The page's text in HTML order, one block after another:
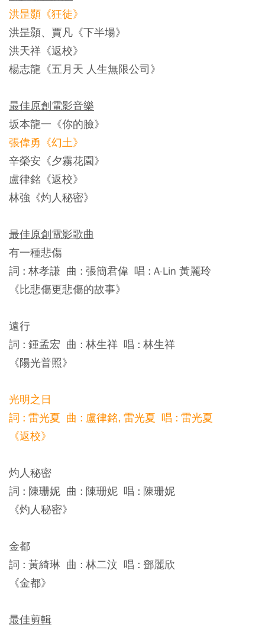
洪昰顥《狂徒》
洪昰顥、賈凡《下半場》
洪天祥《返校》
楊志龍《五月天 人生無限公司》
最佳原創電影音樂
坂本龍一《你的臉》
張偉勇《幻土》
辛榮安《夕霧花園》
盧律銘《返校》
林強《灼人秘密》
最佳原創電影歌曲
有一種悲傷
詞 : 林孝謙 曲 : 張簡君偉 唱 : A-Lin 黃麗玲
《比悲傷更悲傷的故事》
遠行
詞 : 鍾孟宏 曲 : 林生祥 唱 : 林生祥
《陽光普照》
光明之日
詞 : 雷光夏 曲 : 盧律銘, 雷光夏 唱 : 雷光夏
《返校》
灼人秘密
詞 : 陳珊妮 曲 : 陳珊妮 唱 : 陳珊妮
《灼人秘密》
金都
詞 : 黃綺琳 曲 : 林二汶 唱 : 鄧麗欣
《金都》
最佳剪輯